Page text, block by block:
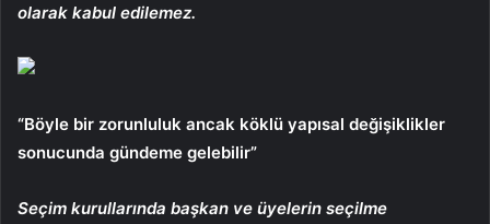
olarak kabul edilemez.
“Böyle bir zorunluluk ancak köklü yapısal değişiklikler
sonucunda gündeme gelebilir”
Seçim kurullarında başkan ve üyelerin seçilme